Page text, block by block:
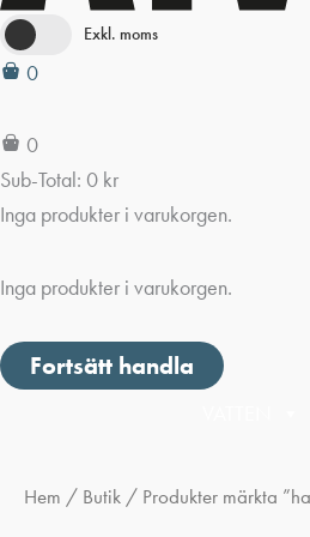
Exkl. moms
0
0
Sub-Total: 0 kr
Inga produkter i varukorgen.
Inga produkter i varukorgen.
Fortsätt handla
Hem / Butik / Produkter märkta